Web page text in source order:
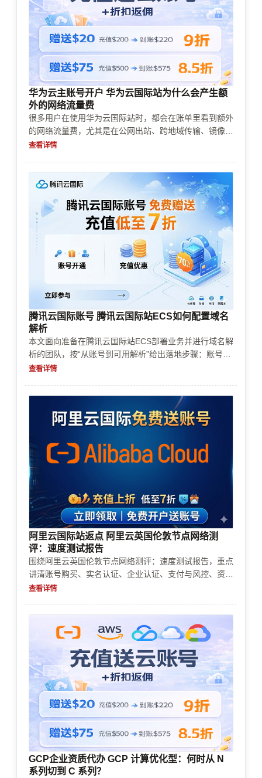
华为云主账号开户 华为云国际站为什么会产生额
外的网络流量费
很多用户在使用华为云国际站时，都会在账单里看到额外
的网络流量费，尤其是在公网出站、跨地域传输、镜像拉
取和业务扩容后更容易出现。本文结合账号购买、实名认
制和成本控制等实际场景，帮助你判断费用来源、避免误
判并提前做预算。
查看详情
腾讯云国际账号 腾讯云国际站ECS如何配置域名
解析
本文面向准备在腾讯云国际站ECS部署业务并进行域名解
析的团队，按“从账号到可用解析”给出落地步骤：账号购
买与实名认证/企业认证、充值续费与支付风控、资源限
做法，避免常见审核与配置误区。
查看详情
阿里云国际站返点 阿里云英国伦敦节点网络测
评：速度测试报告
围绕阿里云英国伦敦节点网络测评：速度测试报告，重点
讲清账号购买、实名认证、企业认证、支付与风控、资源
限制和成本控制，帮助判断伦敦节点是否适合你的海外业
查看详情
GCP企业资质代办 GCP 计算优化型：何时从 N
系列切到 C 系列？